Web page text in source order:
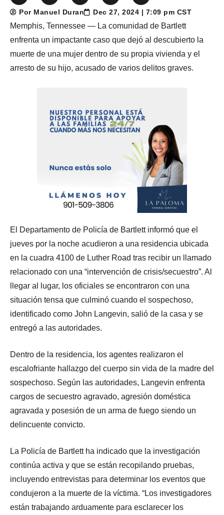
Por Manuel Duran Dec 27, 2024 | 7:09 pm CST
Memphis, Tennessee — La comunidad de Bartlett
enfrenta un impactante caso que dejó al descubierto la
muerte de una mujer dentro de su propia vivienda y el
arresto de su hijo, acusado de varios delitos graves.
El Departamento de Policía de Bartlett informó que el
jueves por la noche acudieron a una residencia ubicada
en la cuadra 4100 de Luther Road tras recibir un llamado
relacionado con una “intervención de crisis/secuestro”. Al
llegar al lugar, los oficiales se encontraron con una
situación tensa que culminó cuando el sospechoso,
identificado como John Langevin, salió de la casa y se
entregó a las autoridades.
Dentro de la residencia, los agentes realizaron el
escalofriante hallazgo del cuerpo sin vida de la madre del
sospechoso. Según las autoridades, Langevin enfrenta
cargos de secuestro agravado, agresión doméstica
agravada y posesión de un arma de fuego siendo un
delincuente convicto.
La Policía de Bartlett ha indicado que la investigación
continúa activa y que se están recopilando pruebas,
incluyendo entrevistas para determinar los eventos que
condujeron a la muerte de la víctima. “Los investigadores
están trabajando arduamente para esclarecer los